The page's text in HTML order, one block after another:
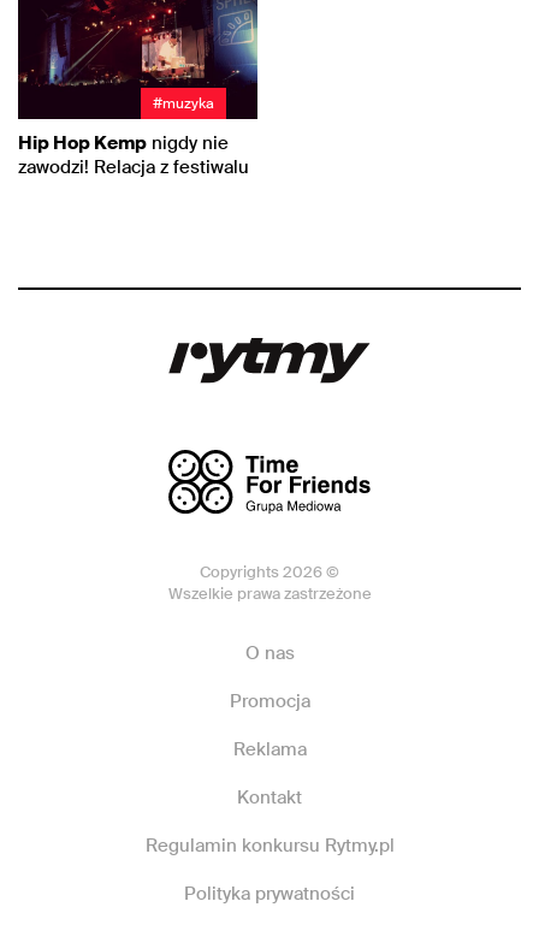
#muzyka
Hip Hop Kemp nigdy nie
zawodzi! Relacja z festiwalu
Copyrights 2026 ©
Wszelkie prawa zastrzeżone
O nas
Promocja
Reklama
Kontakt
Regulamin konkursu Rytmy.pl
Polityka prywatności